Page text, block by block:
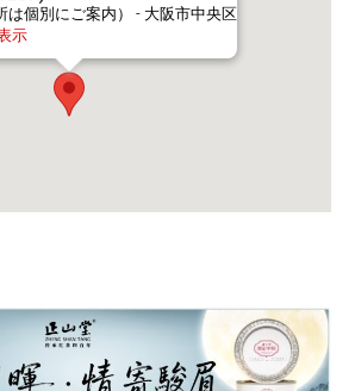
は個別にご案内） - 大阪市中央区
示